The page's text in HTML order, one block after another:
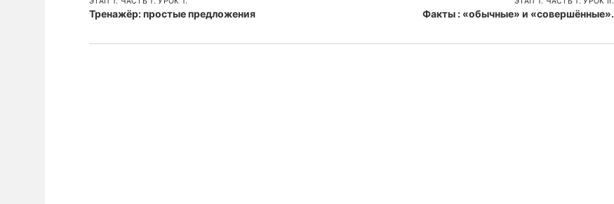
Тренажёр: простые предложения Факты : «обычные» и «совершённые».